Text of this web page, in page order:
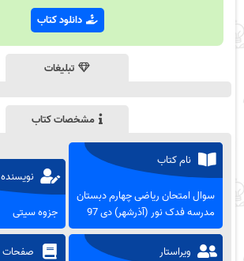
دانلود کتاب
تبلیغات
مشخصات کتاب
نام کتاب
سوال امتحان ریاضی چهارم دبستان
مدرسه فدک نور (آذرشهر) دی 97
نویسنده
جزوه سیتی
ویراستار صفحات